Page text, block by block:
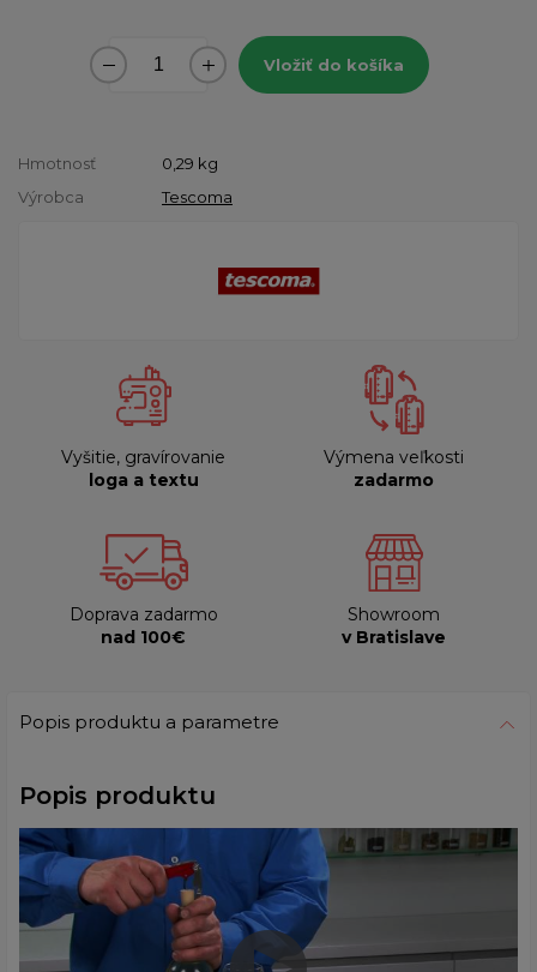
Vložiť do košíka
Hmotnosť 0,29 kg
Výrobca
Tescoma
Vyšitie, gravírovanie
loga a textu
Výmena veľkosti
zadarmo
Doprava zadarmo
nad 100€
Showroom
v Bratislave
Popis produktu a parametre
Popis produktu